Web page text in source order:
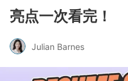
亮点一次看完！
Julian Barnes